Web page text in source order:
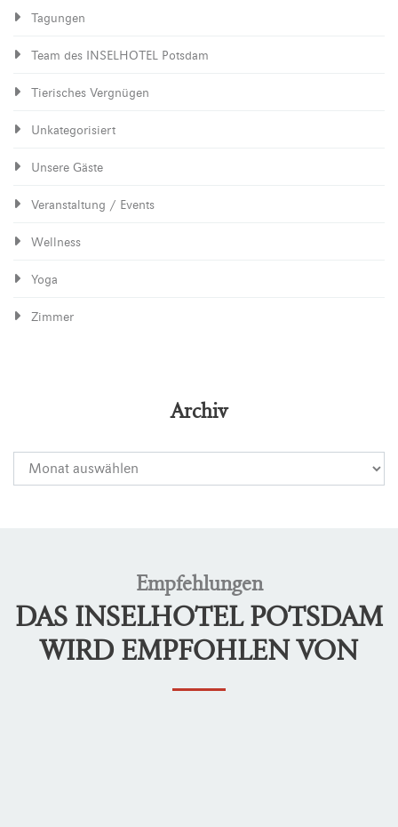
Tagungen
Team des INSELHOTEL Potsdam
Tierisches Vergnügen
Unkategorisiert
Unsere Gäste
Veranstaltung / Events
Wellness
Yoga
Zimmer
Archiv
Empfehlungen
DAS INSELHOTEL POTSDAM
WIRD EMPFOHLEN VON